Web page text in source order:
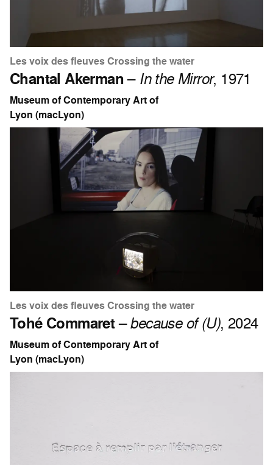
Les voix des fleuves Crossing the water
Chantal Akerman– In the Mirror, 1971
Museum of Contemporary Art of
Lyon (macLyon)
Les voix des fleuves Crossing the water
Tohé Commaret–because of (U), 2024
Museum of Contemporary Art of
Lyon (macLyon)